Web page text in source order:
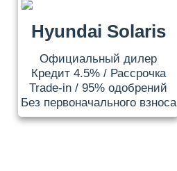
Hyundai Solaris
Официальный дилер
Кредит 4.5% / Рассрочка
Trade-in / 95% одобрений
Без первоначального взноса